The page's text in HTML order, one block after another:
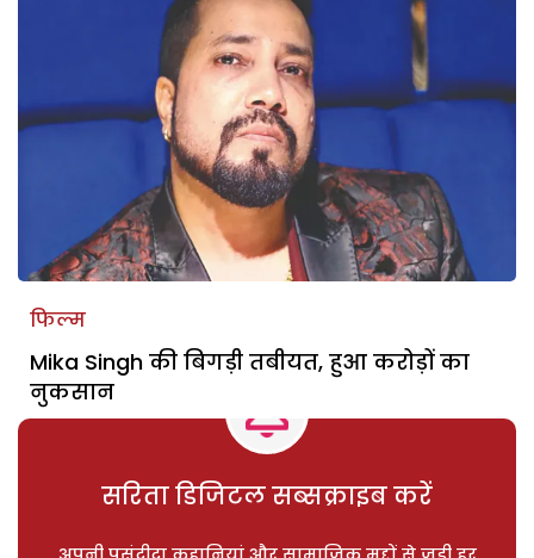
फिल्म
Mika Singh की बिगड़ी तबीयत, हुआ करोड़ों का
नुकसान
सरिता डिजिटल सब्सक्राइब करें